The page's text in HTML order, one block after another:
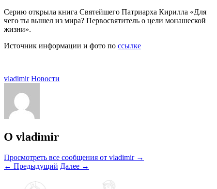
Серию открыла книга Святейшего Патриарха Кирилла «Для
чего ты вышел из мира? Первосвятитель о цели монашеской
жизни».
Источник информации и фото по ссылке
vladimir Новости
О vladimir
Просмотреть все сообщения от vladimir →
← Предыдущий Далее →